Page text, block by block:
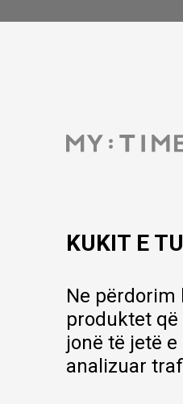
KUKIT E
Ne përdorim
produktet
jonë të jetë
analizuar